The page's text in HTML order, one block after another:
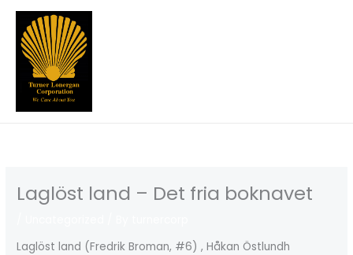
Skip
content
Laglöst land – Det fria boknavet
Laglöst land (Fredrik Broman, #6) , Håkan Östlundh